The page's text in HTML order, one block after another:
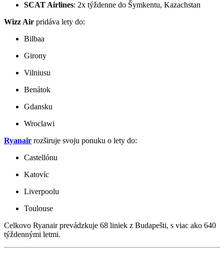
SCAT Airlines: 2x týždenne do Šymkentu, Kazachstan
Wizz Air pridáva lety do:
Bilbaa
Girony
Vilniusu
Benátok
Gdansku
Wroclawi
Ryanair rozširuje svoju ponuku o lety do:
Castellónu
Katovíc
Liverpoolu
Toulouse
Celkovo Ryanair prevádzkuje 68 liniek z Budapešti, s viac ako 640
týždennými letmi.